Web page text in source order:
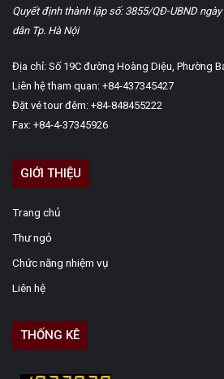
Quyết định thành lập số: 3855/QĐ-UBND
dân Tp. Hà Nội
Địa chỉ: Số 19C đường Hoàng Diệu, Phường
Liên hệ tham quan: +84-437345427
Đặt vé tour đêm: +84-848455222
Fax: +84-4-37345926
GIỚI THIỆU
Trang chủ
Thư ngỏ
Chức năng nhiệm vụ
Liên hệ
THỐNG KÊ